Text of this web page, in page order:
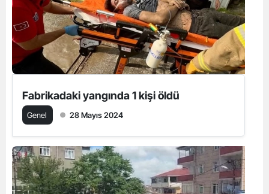
Fabrikadaki yangında 1 kişi öldü
Genel 28 Mayıs 2024